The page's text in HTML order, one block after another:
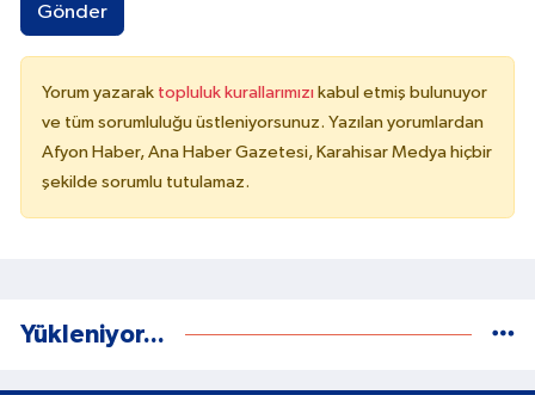
Gönder
Yorum yazarak topluluk kurallarımızı kabul etmiş bulunuyor
ve tüm sorumluluğu üstleniyorsunuz. Yazılan yorumlardan
Afyon Haber, Ana Haber Gazetesi, Karahisar Medya hiçbir
şekilde sorumlu tutulamaz.
Yükleniyor...